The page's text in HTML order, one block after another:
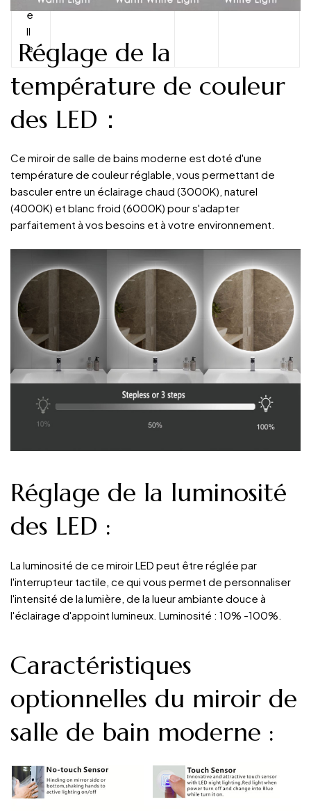
e
ll
e
Réglage de la
température de couleur
des LED：
Ce miroir de salle de bains moderne est doté d'une
température de couleur réglable, vous permettant de
basculer entre un éclairage chaud (3000K), naturel
(4000K) et blanc froid (6000K) pour s'adapter
parfaitement à vos besoins et à votre environnement.
Réglage de la luminosité
des LED :
La luminosité de ce miroir LED peut être réglée par
l'interrupteur tactile, ce qui vous permet de personnaliser
l'intensité de la lumière, de la lueur ambiante douce à
l'éclairage d'appoint lumineux. Luminosité : 10% -100%.
Caractéristiques
optionnelles du miroir de
salle de bain moderne :